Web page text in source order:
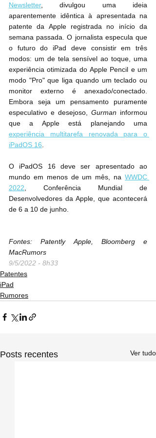
Newsletter, divulgou uma ideia
aparentemente idêntica à apresentada na
patente da Apple registrada no início da
semana passada. O jornalista especula que
o futuro do ‌iPad‌ deve consistir em três
modos: um de tela sensível ao toque, uma
experiência otimizada do ‌Apple Pencil‌ e um
modo "Pro" que liga quando um teclado ou
monitor externo é anexado/conectado.
Embora seja um pensamento puramente
especulativo e desejoso, Gurman informou
experiência multitarefa renovada para o
iPadOS 16
O iPadOS 16 deve ser apresentado ao
mundo em menos de um mês, na WWDC
2022 , Conferência Mundial de
Desenvolvedores da Apple, que acontecerá
de 6 a 10 de junho.
Fontes: Patently Apple, Bloomberg e
MacRumors
9/5/2022 - 8h33
Patentes
iPad
Rumores
Posts recentes Ver tudo